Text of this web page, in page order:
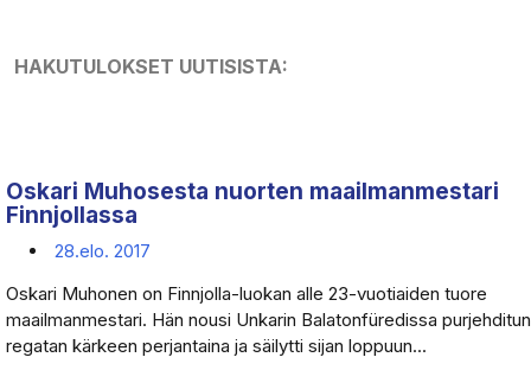
HAKUTULOKSET UUTISISTA:
Oskari Muhosesta nuorten maailmanmestari
Finnjollassa
28.elo. 2017
Oskari Muhonen on Finnjolla-luokan alle 23-vuotiaiden tuore
maailmanmestari. Hän nousi Unkarin Balatonfüredissa purjehditun
regatan kärkeen perjantaina ja säilytti sijan loppuun...